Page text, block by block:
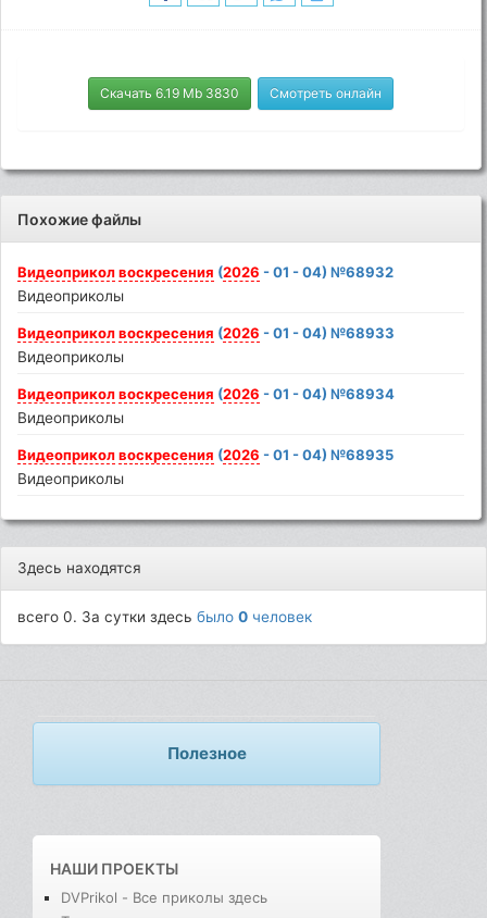
Скачать 6.19 Mb 3830 Смотреть онлайн
Похожие файлы
Видеоприкол воскресения (2026 - 01 - 04) №68932
Видеоприколы
Видеоприкол воскресения (2026 - 01 - 04) №68933
Видеоприколы
Видеоприкол воскресения (2026 - 01 - 04) №68934
Видеоприколы
Видеоприкол воскресения (2026 - 01 - 04) №68935
Видеоприколы
Здесь находятся
всего 0. За сутки здесьбыло0 человек
Полезное
НАШИ ПРОЕКТЫ
DVPrikol - Все приколы здесь